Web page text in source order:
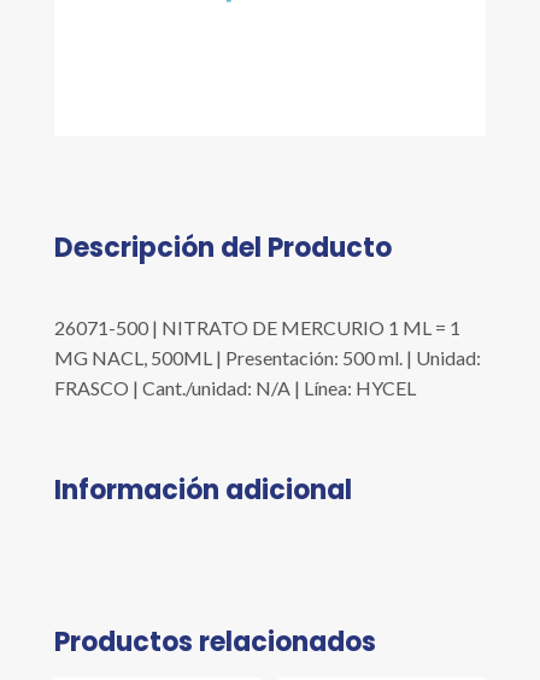
Descripción del Producto
26071-500 | NITRATO DE MERCURIO 1 ML = 1
MG NACL, 500ML | Presentación: 500 ml. | Unidad:
FRASCO | Cant./unidad: N/A | Línea: HYCEL
Información adicional
Productos relacionados